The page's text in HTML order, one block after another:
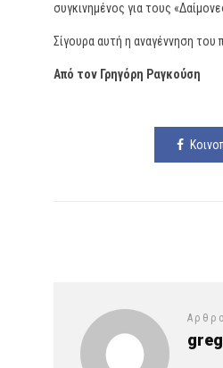
συγκινημένος για τους
Σίγουρα αυτή η αναγέννηση του
Από τον Γρηγόρη Ραγκούση